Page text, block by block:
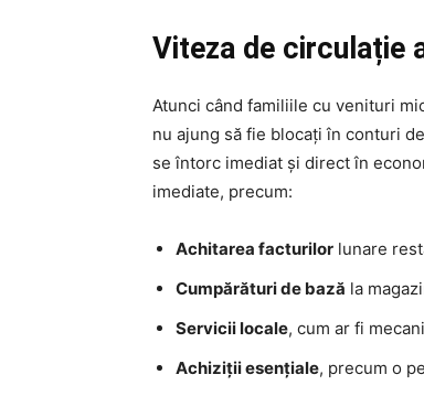
Viteza de circulație
Atunci când familiile cu venituri
nu ajung să fie blocați în conturi
se întorc imediat și direct în
imediate, precum:
Achitarea facturilor lunare
Cumpărături de bază la
Servicii locale, cum ar fi
Achiziții esențiale, precum o